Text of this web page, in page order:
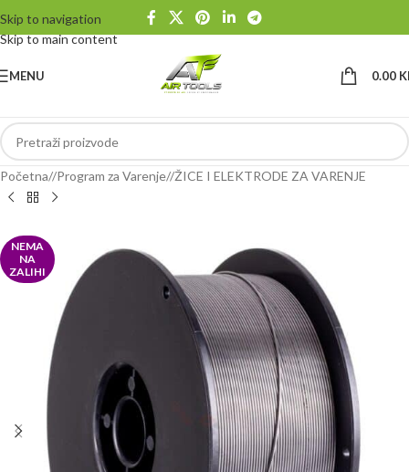
Skip to navigation
Skip to main content
MENU 0.00
Početna/ Program za Varenje/ ŽICE I ELEKTRODE ZA VARENJE
NEMA
NA
ZALIHI